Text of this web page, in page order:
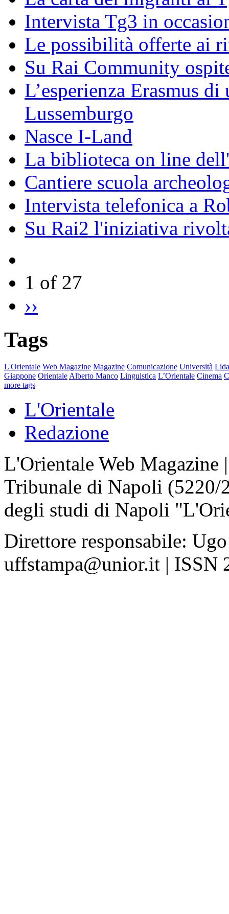
Intervista Tg3 in
Le possibilità offerte ai
Su Rai Community
L’esperienza Erasmus
Lussemburgo
Nasce I-Land
La biblioteca on line
Cantiere scuola
Intervista telefonica a
Su Rai2 l'iniziativa
1 of 27
››
Tags
L'Orientale Web Magazine Magazine Comunicazione Università
Giappone Orientale Alberto Manco Linguistica L’Orientale Cinema
more tags
L'Orientale
Redazione
L'Orientale Web Magazine
Tribunale di Napoli
degli studi di Napoli
Direttore responsabile:
uffstampa@unior.it | ISSN